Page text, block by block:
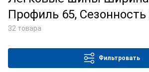
Профиль 65,
32 товара
Фильтровать